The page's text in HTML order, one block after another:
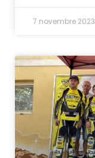
7 novembre 2023